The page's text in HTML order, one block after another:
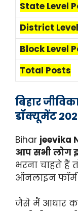
State Level
District
Block Level
Total Posts
बिहार
डॉक्यूमेंट
Bihar jeevika
आप सभी लोग
भरना चाहते हैं
ऑनलाइन
जैसे मैं आधार